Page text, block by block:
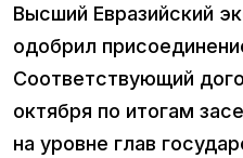
Высший Евразийский
одобрил
Соответствующий
октября по итогам
на уровне глав